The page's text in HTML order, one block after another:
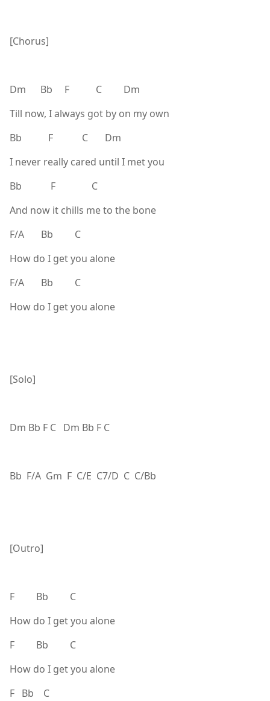
[Chorus]
Dm Bb F C Dm
Till now, I always got by on my own
Bb F C Dm
I never really cared until I met you
Bb F C
And now it chills me to the bone
F/A Bb C
How do I get you alone
F/A Bb C
How do I get you alone
[Solo]
Dm Bb F C Dm Bb F C
Bb F/A Gm F C/E C7/D C C/Bb
[Outro]
F Bb C
How do I get you alone
F Bb C
How do I get you alone
F Bb C